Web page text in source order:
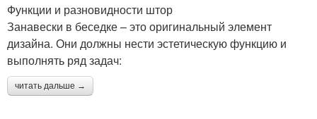
Функции и разновидности штор
Занавески в беседке – это оригинальный элемент
дизайна. Они должны нести эстетическую функцию и
выполнять ряд задач:
читать дальше →